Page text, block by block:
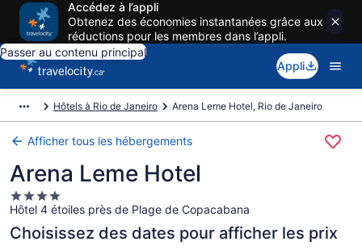
Accédez à l’appli
Obtenez des économies instantanées grâce aux
réductions pour les membres dans l’appli.
Passer au contenu principal
Appli
Hôtels à Rio de Janeiro Arena Leme Hotel, Rio de Janeiro
Afficher tous les hébergements
Arena Leme Hotel
Hébergement
4.0 étoiles
Hôtel 4 étoiles près de Plage de Copacabana
Choisissez des dates pour afficher les prix